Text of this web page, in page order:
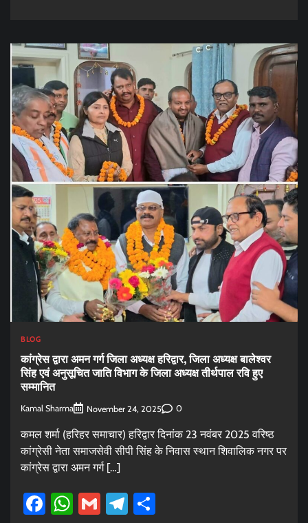
BLOG
कांग्रेस द्वारा अमन गर्ग जिला अध्यक्ष हरिद्वार, जिला अध्यक्ष बालेश्वर
सिंह एवं अनुसूचित जाति विभाग के जिला अध्यक्ष तीर्थपाल रवि हुए
सम्मानित
Kamal Sharma November 24, 2025 0
कमल शर्मा (हरिहर समाचार) हरिद्वार दिनांक 23 नवंबर 2025 वरिष्ठ
कांग्रेसी नेता समाजसेवी सीपी सिंह के निवास स्थान शिवालिक नगर पर
कांग्रेस द्वारा अमन गर्ग […]
Facebook
WhatsApp
GmailTelegram